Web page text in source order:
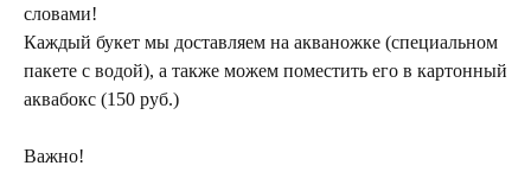
словами!
Каждый букет мы доставляем на акваножке (специальном
пакете с водой), а также можем поместить его в картонный
аквабокс (150 руб.)
Важно!